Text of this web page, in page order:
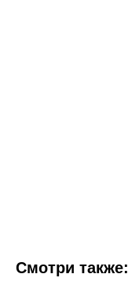
Смотри также: